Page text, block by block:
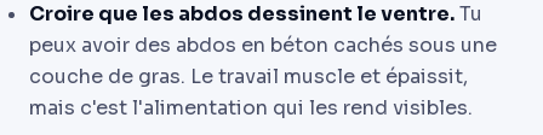
Croire que les abdos dessinent le ventre.Tu
peux avoir des abdos en béton cachés sous une
couche de gras. Le travail muscle et épaissit,
mais c'est l'alimentation qui les rend visibles.